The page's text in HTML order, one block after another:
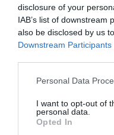
disclosure of your
IAB’s list of downstream
also be disclosed by us
Downstream Participants
Please note that this
not limited to your visit
grant or deny consent to
use your data for below
Personal Data
I want to opt-out of
personal data.
Opted In